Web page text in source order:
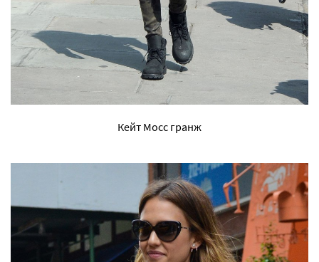
Кейт Мосс гранж